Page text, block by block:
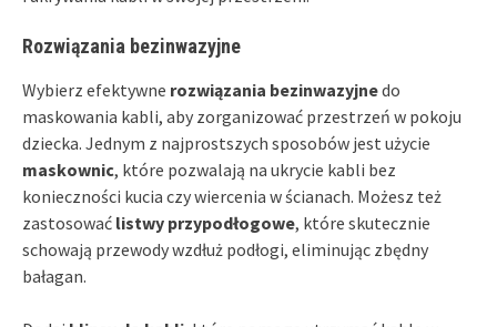
Rozwiązania bezinwazyjne
Wybierz efektywne rozwiązania bezinwazyjnedo
maskowania kabli, aby zorganizować przestrzeń w pokoju
dziecka. Jednym z najprostszych sposobów jest użycie
maskownic, które pozwalają na ukrycie kabli bez
konieczności kucia czy wiercenia w ścianach. Możesz też
zastosować listwy przypodłogowe, które skutecznie
schowają przewody wzdłuż podłogi, eliminując zbędny
bałagan.